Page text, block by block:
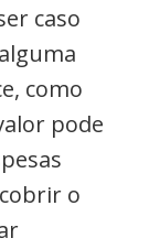
caso
como
pode
o